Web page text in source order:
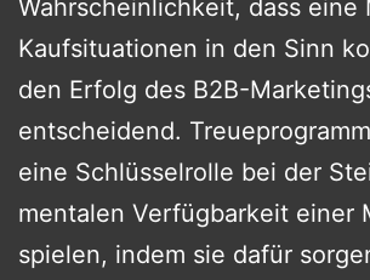
Wahrscheinlichkeit, dass eine
Kaufsituationen in den Sinn
den Erfolg des B2B-
entscheidend.
eine Schlüsselrolle bei der
mentalen Verfügbarkeit einer
spielen, indem sie dafür